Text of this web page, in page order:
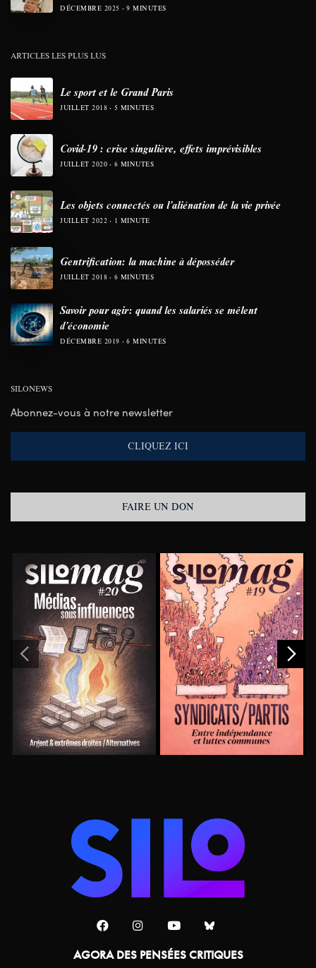
DÉCEMBRE 2025 9 MINUTES
ARTICLES LES PLUS LUS
Le sport et le Grand Paris
JUILLET 2018 5 MINUTES
Covid-19 : crise singulière, effets imprévisibles
JUILLET 2020 6 MINUTES
Les objets connectés ou l’aliénation de la vie privée
JUILLET 2022 1 MINUTE
Gentrification: la machine à déposséder
JUILLET 2018 6 MINUTES
Savoir pour agir: quand les salariés se mêlent
d’économie
DÉCEMBRE 2019 6 MINUTES
SILONEWS
Abonnez-vous à notre newsletter
CLIQUEZ ICI
FAIRE UN DON
AGORA DES PENSÉES CRITIQUES